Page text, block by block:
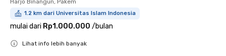
1.2 km dari Universitas Islam Indonesia
mulai dari Rp1.000.000 /bulan
Lihat info lebih banyak